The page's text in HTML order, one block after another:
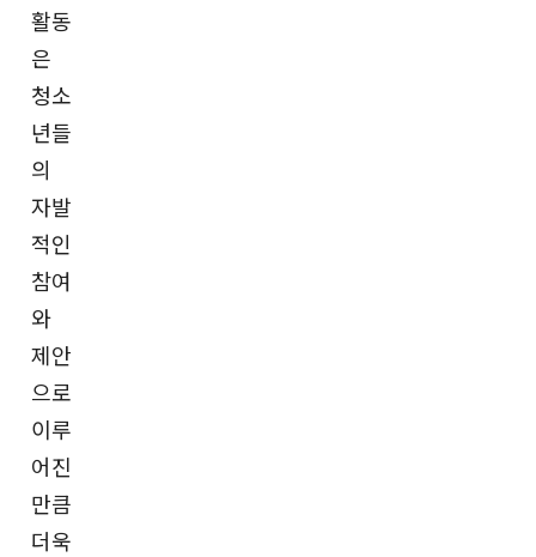
활동
은
청소
년들
의
자발
적인
참여
와
제안
으로
이루
어진
만큼
더욱